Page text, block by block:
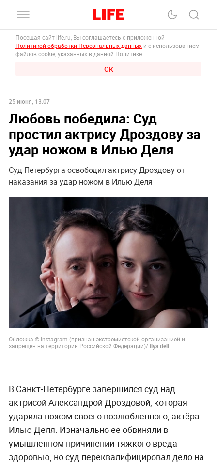
Посещая сайт life.ru, Вы соглашаетесь с приложенной
Политикой обработки Персональных данных и с использованием
файлов cookie, указанных в данной Политике.
ОК
25 июня, 13:07
Любовь победила: Суд
простил актрису Дроздову за
удар ножом в Илью Деля
Суд Петербурга освободил актрису Дроздову от
наказания за удар ножом в Илью Деля
Обложка © Instagram (признан экстремистской организацией и
запрещён на территории Российской Федерации)/ilya.dell
В Санкт-Петербурге завершился суд над
актрисой Александрой Дроздовой, которая
ударила ножом своего возлюбленного, актёра
Илью Деля. Изначально её обвиняли в
умышленном причинении тяжкого вреда
здоровью, но суд переквалифицировал дело на